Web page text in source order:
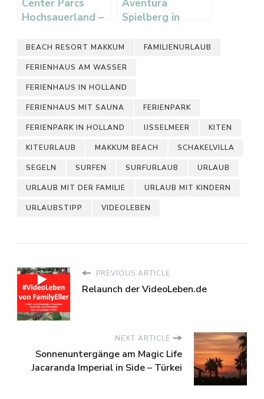
Center Parcs
Hochsauerland –
Aqua Mundo und
Aventura
Spielberg in
längste
Europas
BEACH RESORT MAKKUM FAMILIENURLAUB
FERIENHAUS AM WASSER
FERIENHAUS IN HOLLAND
FERIENHAUS MIT SAUNA FERIENPARK
FERIENPARK IN HOLLAND IJSSELMEER KITEN
KITEURLAUB MAKKUM BEACH SCHAKELVILLA
SEGELN SURFEN SURFURLAUB URLAUB
URLAUB MIT DER FAMILIE URLAUB MIT KINDERN
URLAUBSTIPP VIDEOLEBEN
PREVIOUS ARTICLE
Relaunch der VideoLeben.de
NEXT ARTICLE
Sonnenuntergänge am Magic Life
Jacaranda Imperial in Side – Türkei